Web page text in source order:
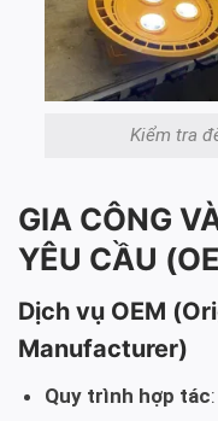
Kiểm tra
GIA CÔNG
YÊU CẦU
Dịch vụ OEM
Manufacturer)
Quy trình hợp tác: